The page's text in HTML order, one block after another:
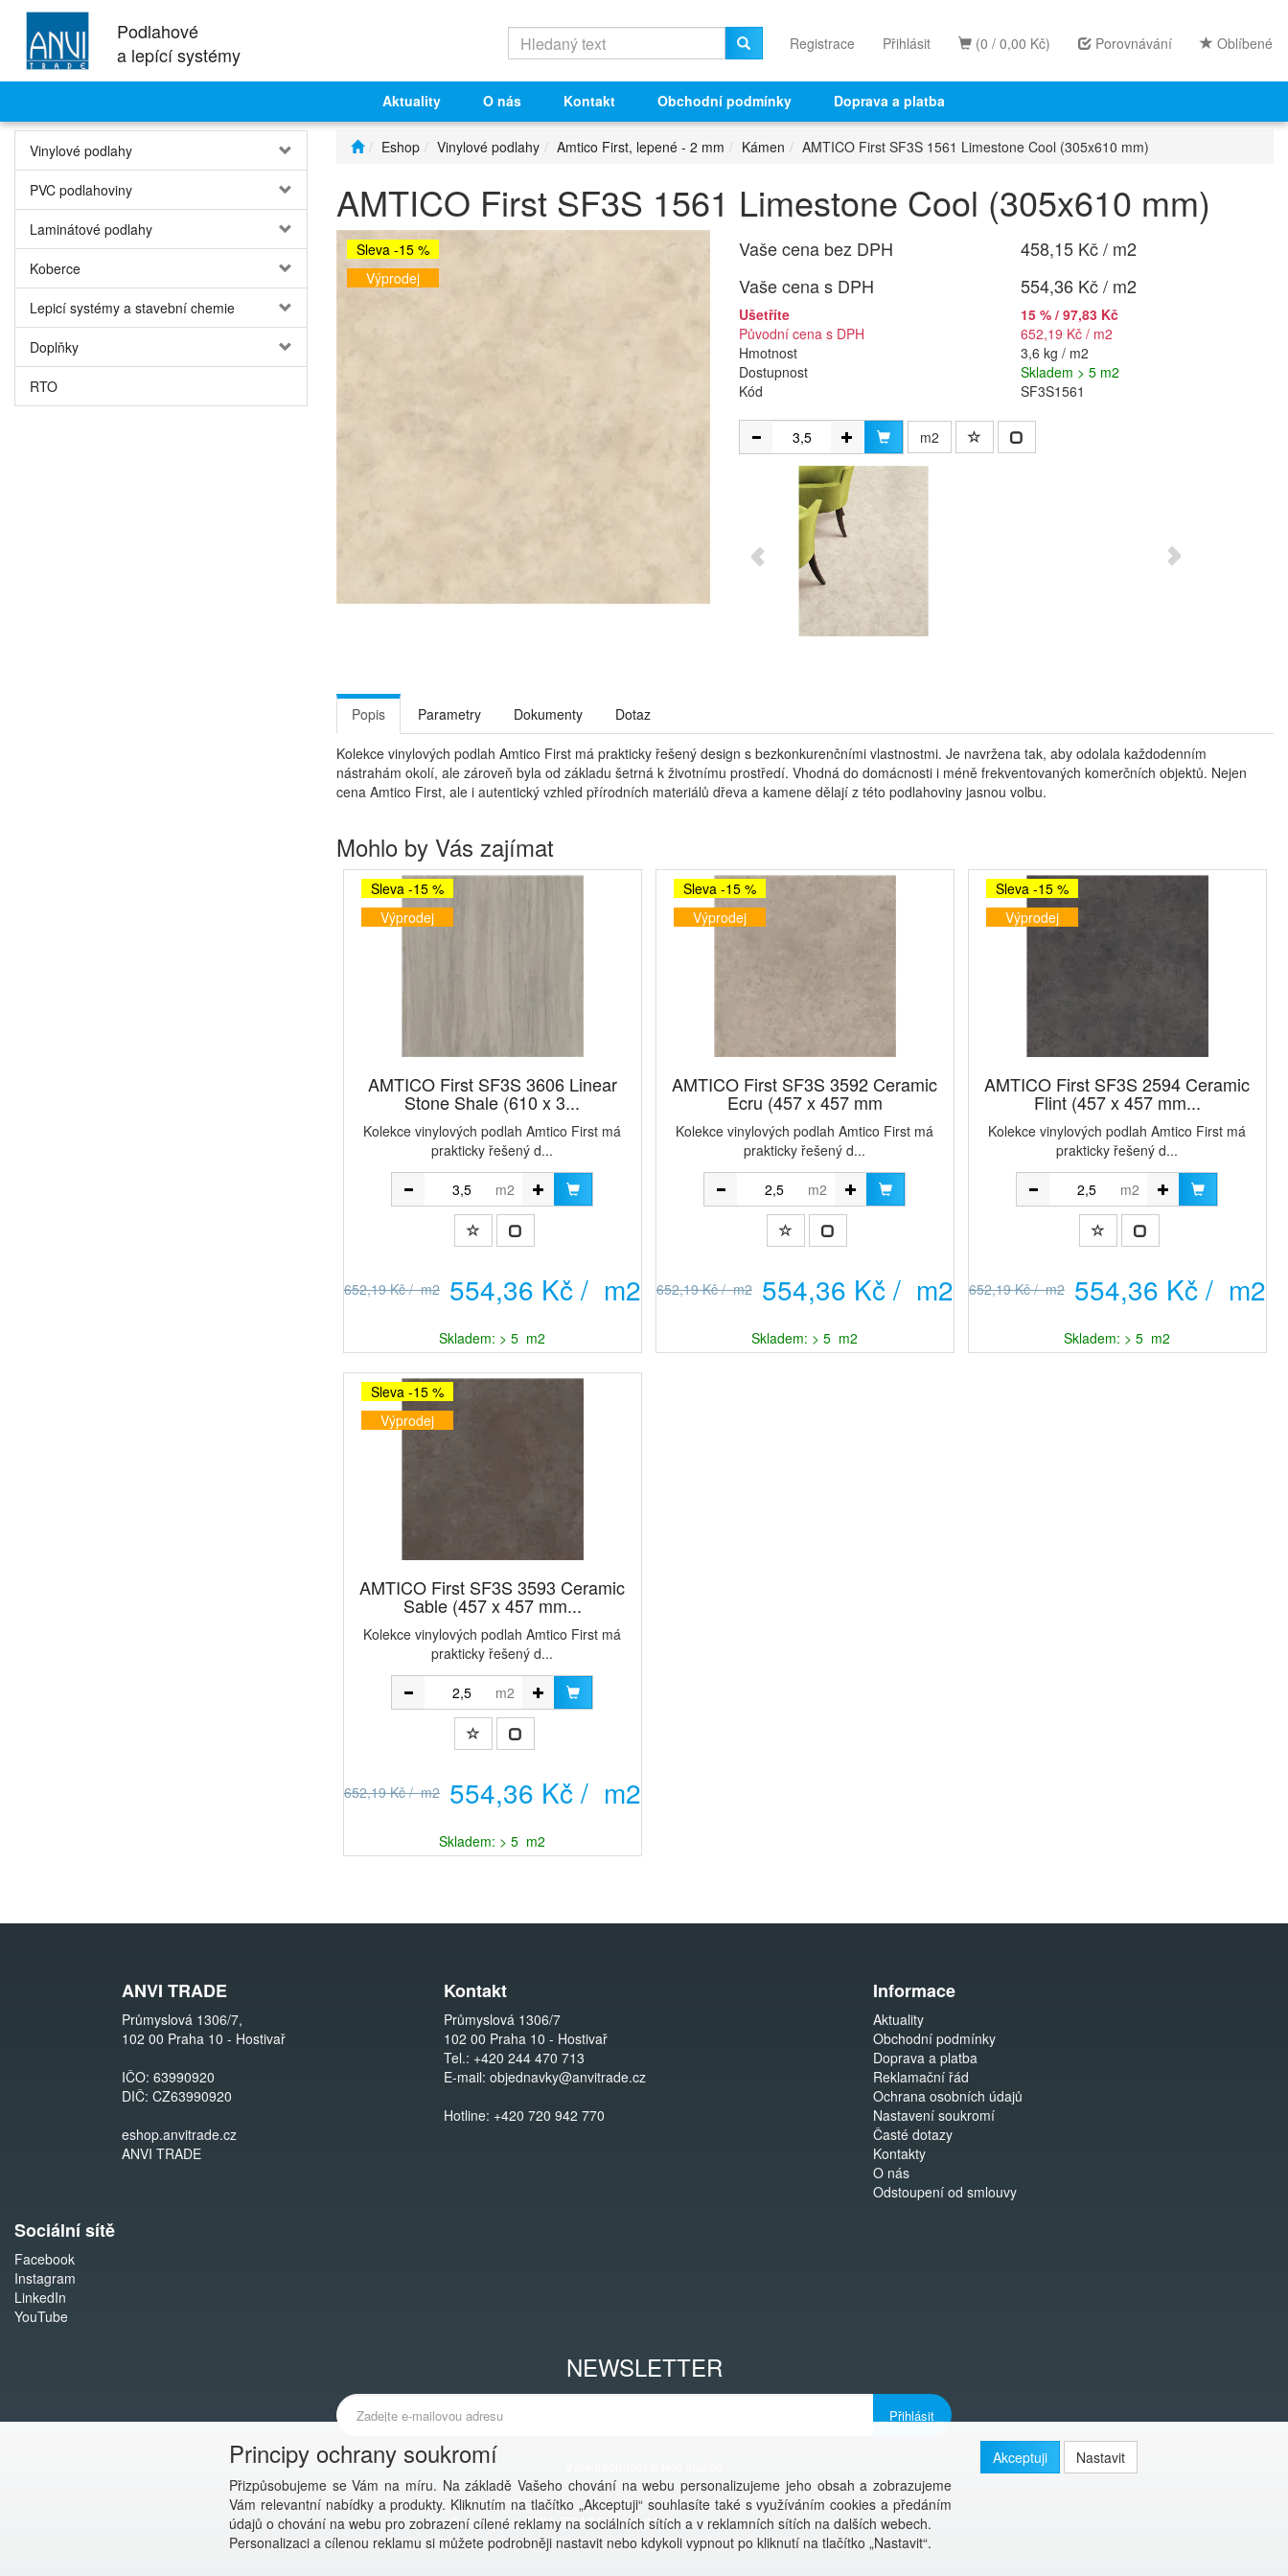
Podlahové
a lepící systémy
(0 / 0,00 Kč) Porovnávání Oblíbené
Registrace Přihlásit
Aktuality O nás Kontakt Obchodní podmínky Doprava a platba
Vinylové podlahy
PVC podlahoviny
Laminátové podlahy
Koberce
Lepicí systémy a stavební chemie
Doplňky
RTO
Eshop Vinylové podlahy Amtico First, lepené - 2 mm Kámen AMTICO First SF3S 1561 Limestone Cool (305x610 mm)
AMTICO First SF3S 1561 Limestone Cool (305x610 mm)
Sleva -15 %
Výprodej
Vaše cena bez DPH
458,15 Kč / m2
Vaše cena s DPH
554,36 Kč / m2
Ušetříte
15 % / 97,83 Kč
Původní cena s DPH
652,19 Kč / m2
Hmotnost
3,6 kg / m2
Dostupnost
Skladem > 5 m2
Kód
SF3S1561
m2
Popis Parametry Dokumenty Dotaz
Kolekce vinylových podlah Amtico First má prakticky řešený design s bezkonkurenčními vlastnostmi. Je navržena tak, aby odolala každodenním
nástrahám okolí, ale zároveň byla od základu šetrná k životnímu prostředí. Vhodná do domácnosti i méně frekventovaných komerčních objektů. Nejen
cena Amtico First, ale i autentický vzhled přírodních materiálů dřeva a kamene dělají z této podlahoviny jasnou volbu.
Mohlo by Vás zajímat
Sleva -15 %
Výprodej
AMTICO First SF3S 3606 Linear
Stone Shale (610 x 3...
Kolekce vinylových podlah Amtico First má
prakticky řešený d...
m2
652,19 Kč / m2 554,36 Kč / m2
Skladem: > 5 m2
Sleva -15 %
Výprodej
AMTICO First SF3S 3592 Ceramic
Ecru (457 x 457 mm
Kolekce vinylových podlah Amtico First má
prakticky řešený d...
m2
652,19 Kč / m2 554,36 Kč / m2
Skladem: > 5 m2
Sleva -15 %
Výprodej
AMTICO First SF3S 2594 Ceramic
Flint (457 x 457 mm...
Kolekce vinylových podlah Amtico First má
prakticky řešený d...
m2
652,19 Kč / m2 554,36 Kč / m2
Skladem: > 5 m2
Sleva -15 %
Výprodej
AMTICO First SF3S 3593 Ceramic
Sable (457 x 457 mm...
Kolekce vinylových podlah Amtico First má
prakticky řešený d...
m2
652,19 Kč / m2 554,36 Kč / m2
Skladem: > 5 m2
ANVI TRADE
Průmyslová 1306/7,
102 00 Praha 10 - Hostivař
IČO: 63990920
DIČ: CZ63990920
eshop.anvitrade.cz
ANVI TRADE
Kontakt
Průmyslová 1306/7
102 00 Praha 10 - Hostivař
Tel.: +420 244 470 713
E-mail: objednavky@anvitrade.cz
Hotline: +420 720 942 770
Informace
Aktuality
Obchodní podmínky
Doprava a platba
Reklamační řád
Ochrana osobních údajů
Nastavení soukromí
Časté dotazy
Kontakty
O nás
Odstoupení od smlouvy
Sociální sítě
Facebook
Instagram
LinkedIn
YouTube
NEWSLETTER
Přihlásit
Copyright © ANVI TRADE 2001-2026, powered by ABRA E-shop
Principy ochrany soukromí
Přizpůsobujeme se Vám na míru. Na základě Vašeho chování na webu personalizujeme jeho obsah a zobrazujeme
Vám relevantní nabídky a produkty. Kliknutím na tlačítko „Akceptuji“ souhlasíte také s využíváním cookies a předáním
údajů o chování na webu pro zobrazení cílené reklamy na sociálních sítích a v reklamních sítích na dalších webech.
Personalizaci a cílenou reklamu si můžete podrobněji nastavit nebo kdykoli vypnout po kliknutí na tlačítko „Nastavit“.
Akceptuji Nastavit